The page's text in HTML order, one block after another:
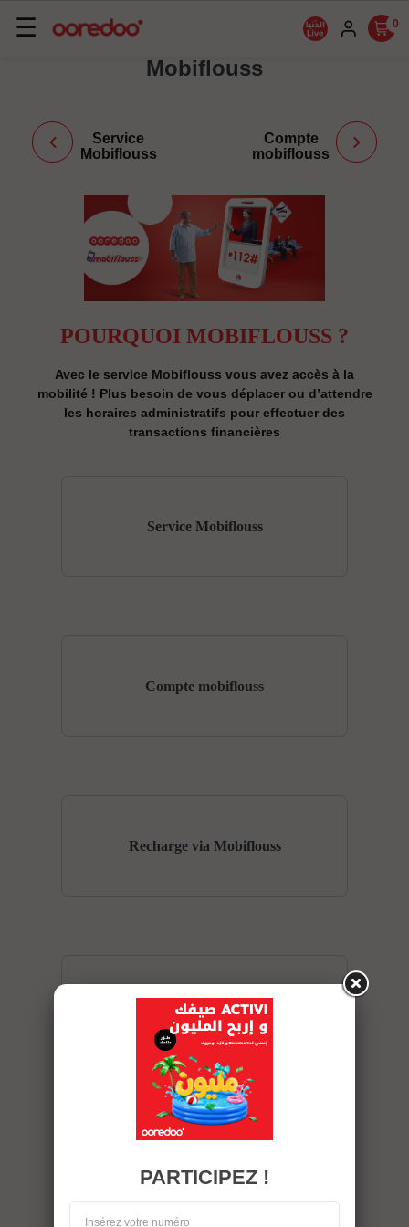
Basculer
☰ 0
Mobiflouss
Service
Mobiflouss
Compte
mobiflouss
POURQUOI MOBIFLOUSS ?
Avec le service Mobiflouss vous avez accès à la
mobilité ! Plus besoin de vous déplacer ou d’attendre
les horaires administratifs pour effectuer des
transactions financières
Service Mobiflouss
Compte mobiflouss
Recharge via Mobiflouss
Encaisser un mandat minute
PARTICIPEZ !